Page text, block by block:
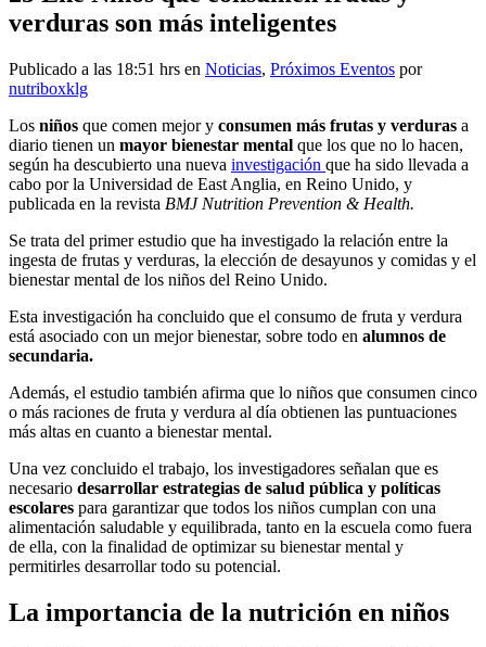
verduras son más inteligentes
Publicado a las 18:51 hrs en Noticias, Próximos Eventos por
nutriboxklg
Los niños que comen mejor y consumen más frutas y verduras a
diario tienen un mayor bienestar mental que los que no lo hacen,
según ha descubierto una nueva investigación que ha sido llevada a
cabo por la Universidad de East Anglia, en Reino Unido, y
publicada en la revista BMJ Nutrition Prevention & Health.
Se trata del primer estudio que ha investigado la relación entre la
ingesta de frutas y verduras, la elección de desayunos y comidas y el
bienestar mental de los niños del Reino Unido.
Esta investigación ha concluido que el consumo de fruta y verdura
está asociado con un mejor bienestar, sobre todo en alumnos de
secundaria.
Además, el estudio también afirma que lo niños que consumen cinco
o más raciones de fruta y verdura al día obtienen las puntuaciones
más altas en cuanto a bienestar mental.
Una vez concluido el trabajo, los investigadores señalan que es
necesario desarrollar estrategias de salud pública y políticas
escolares para garantizar que todos los niños cumplan con una
alimentación saludable y equilibrada, tanto en la escuela como fuera
de ella, con la finalidad de optimizar su bienestar mental y
permitirles desarrollar todo su potencial.
La importancia de la nutrición en niños